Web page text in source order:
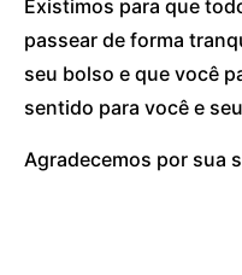
Existimos para que
passear de forma
seu bolso e que você
sentido para você e
Agradecemos por sua